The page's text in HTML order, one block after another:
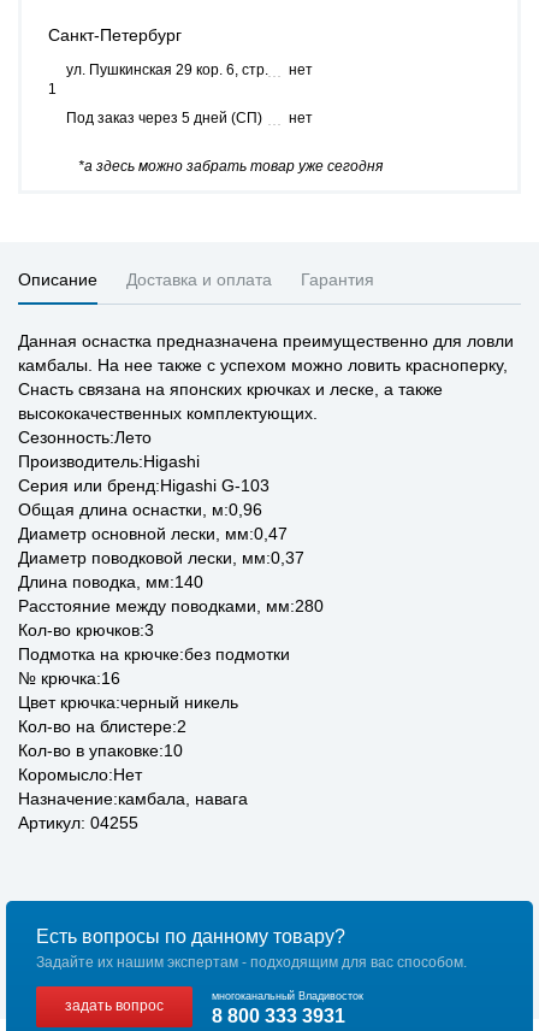
Санкт-Петербург
ул. Пушкинская 29 кор. 6, стр.
1
нет
Под заказ через 5 дней (СП) нет
*а здесь можно забрать товар уже сегодня
Описание Доставка и оплата Гарантия
Данная оснастка предназначена преимущественно для ловли
камбалы. На нее также с успехом можно ловить красноперку,
Снасть связана на японских крючках и леске, а также
высококачественных комплектующих.
Сезонность:Лето
Производитель:Higashi
Серия или бренд:Higashi G-103
Общая длина оснастки, м:0,96
Диаметр основной лески, мм:0,47
Диаметр поводковой лески, мм:0,37
Длина поводка, мм:140
Расстояние между поводками, мм:280
Кол-во крючков:3
Подмотка на крючке:без подмотки
№ крючка:16
Цвет крючка:черный никель
Кол-во на блистере:2
Кол-во в упаковке:10
Коромысло:Нет
Назначение:камбала, навага
Артикул: 04255
Есть вопросы по данному товару?
Задайте их нашим экспертам - подходящим для вас способом.
задать вопрос
многоканальный Владивосток
8 800 333 3931